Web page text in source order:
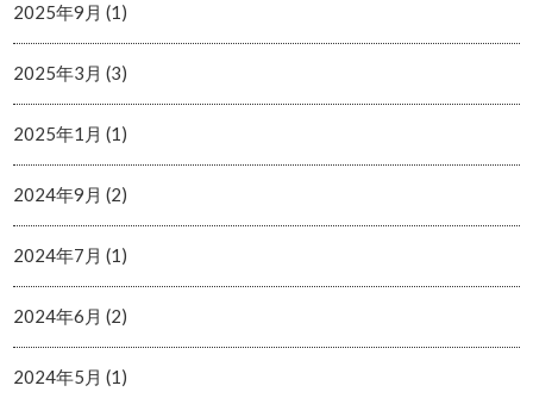
2025年9月 (1)
2025年3月 (3)
2025年1月 (1)
2024年9月 (2)
2024年7月 (1)
2024年6月 (2)
2024年5月 (1)